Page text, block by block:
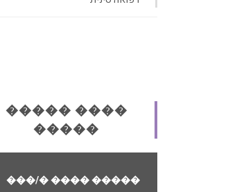
����� ����
�����
���/� ���� �����